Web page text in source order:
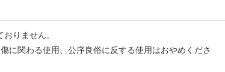
りません。
に関わる使用、公序良俗に反する使用はおやめくださ